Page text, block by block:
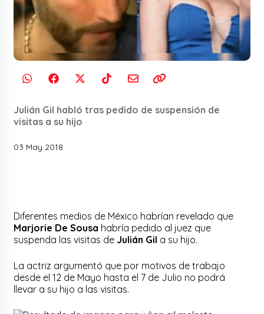
Julián Gil habló tras pedido de suspensión de
visitas a su hijo
03 May 2018
Diferentes medios de México habrían revelado que
Marjorie De Sousa habría pedido al juez que
suspenda las visitas de Julián Gil a su hijo.
La actriz argumentó que por motivos de trabajo
desde el 12 de Mayo hasta el 7 de Julio no podrá
llevar a su hijo a las visitas.